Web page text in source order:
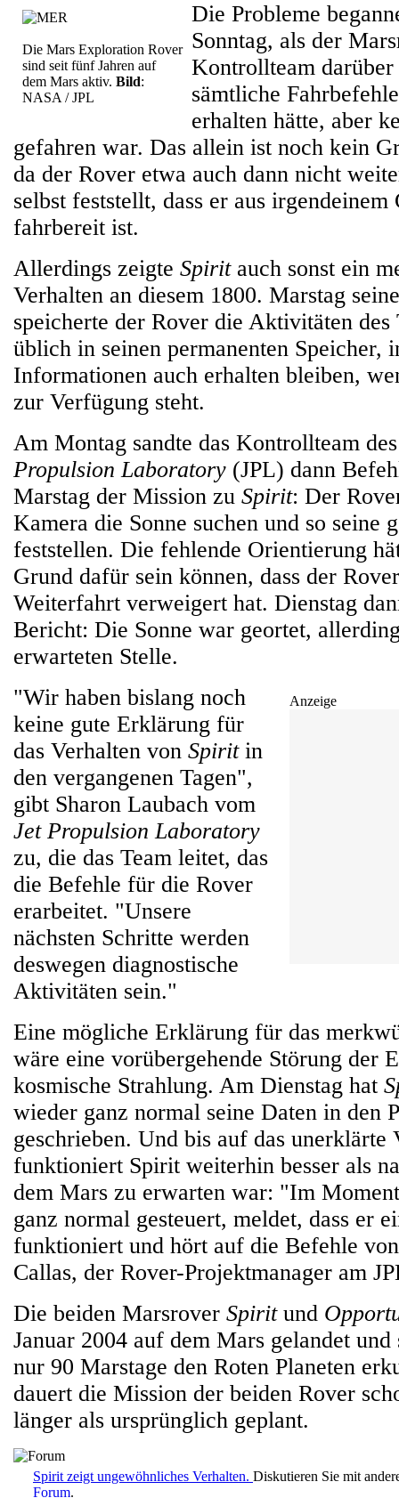
Die Mars Exploration Rover
sind seit fünf Jahren auf
dem Mars aktiv. Bild:
NASA / JPL
Die Probleme
Sonntag, als der
Kontrollteam
sämtliche
erhalten hätte, aber
gefahren war. Das allein ist noch kein
da der Rover etwa auch dann nicht
selbst feststellt, dass er aus
fahrbereit ist.
Allerdings zeigte Spiritauch sonst ein
Verhalten an diesem 1800. Marstag
speicherte der Rover die Aktivitäten des
üblich in seinen permanenten Speicher,
Informationen auch erhalten bleiben,
zur Verfügung steht.
Am Montag sandte das Kontrollteam
Propulsion Laboratory (JPL) dann
Marstag der Mission zu Spirit: Der
Kamera die Sonne suchen und so seine
feststellen. Die fehlende Orientierung
Grund dafür sein können, dass der
Weiterfahrt verweigert hat. Dienstag
Bericht: Die Sonne war geortet,
erwarteten Stelle.
Anzeige
"Wir haben bislang noch
keine gute Erklärung für
das Verhalten von Spiritin
den vergangenen Tagen",
gibt Sharon Laubach vom
Jet Propulsion Laboratory
zu, die das Team leitet, das
die Befehle für die Rover
erarbeitet. "Unsere
nächsten Schritte werden
deswegen diagnostische
Aktivitäten sein."
Eine mögliche Erklärung für das
wäre eine vorübergehende Störung der
kosmische Strahlung. Am Dienstag hat
wieder ganz normal seine Daten in den
geschrieben. Und bis auf das unerklärte
funktioniert Spirit weiterhin besser als
dem Mars zu erwarten war: "Im
ganz normal gesteuert, meldet, dass er
funktioniert und hört auf die Befehle
Callas, der Rover-Projektmanager am
Die beiden Marsrover Spiritund
Januar 2004 auf dem Mars gelandet
nur 90 Marstage den Roten Planeten
dauert die Mission der beiden Rover
länger als ursprünglich geplant.
Spirit zeigt ungewöhnliches Verhalten. Diskutieren Sie mit
Forum.